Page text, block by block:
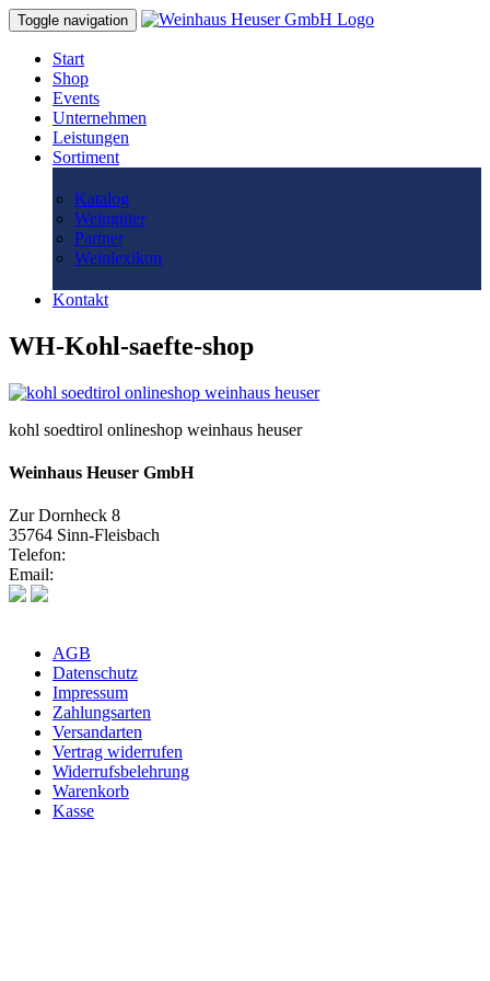
Toggle navigation
Start
Shop
Events
Unternehmen
Leistungen
Sortiment
Katalog
Weingüter
Partner
Weinlexikon
Kontakt
WH-Kohl-saefte-shop
kohl soedtirol onlineshop weinhaus heuser
Weinhaus Heuser GmbH
Zur Dornheck 8
35764 Sinn-Fleisbach
Telefon:
Email:
AGB
Datenschutz
Impressum
Zahlungsarten
Versandarten
Vertrag widerrufen
Widerrufsbelehrung
Warenkorb
Kasse